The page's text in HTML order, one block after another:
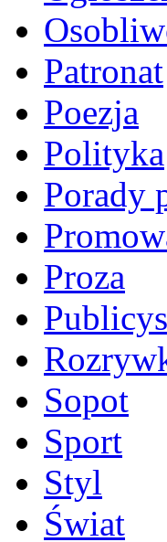
Patronat
Poezja
Polityka
Porady
Proza
Sopot
Sport
Styl
Świat